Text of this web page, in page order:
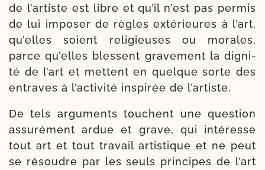
de l’artiste est libre et qu’il n’est pas per­mis
de lui impo­ser de règles exté­rieures à l’art,
qu’elles soient reli­gieuses ou morales,
parce qu’elles blessent gra­ve­ment la digni­
té de l’art et mettent en quelque sorte des
entraves à l’activité ins­pi­rée de l’artiste.
De tels argu­ments touchent une ques­tion
assu­ré­ment ardue et grave, qui inté­resse
tout art et tout tra­vail artis­tique et ne peut
se résoudre par les seuls prin­cipes de l’art